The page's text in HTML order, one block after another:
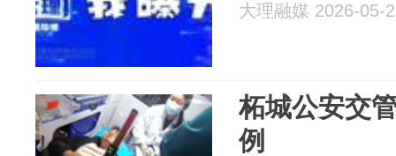
大理融媒 2026-05-
柘城公安交
例